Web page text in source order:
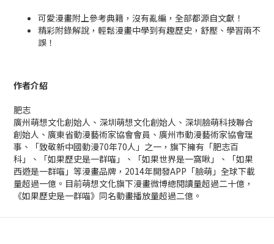
可愛漫畫附上參考典籍，沒有亂編，全部都源自文獻！
精彩附錄解說，輕鬆漫畫中學到有趣歷史，舒壓、學習兩不
誤！
作者介紹
肥志
廣州萌想文化創始人、深圳萌想文化創始人、深圳臉萌科技聯合
創始人、廣東省動漫藝術家協會會員、廣州市動漫藝術家協會理
事、「致敬新中國動漫70年70人」之一，旗下擁有「肥志百
科」、「如果歷史是一群喵」、「如果世界是一窩啾」、「如果
西遊是一群喵」等漫畫品牌，2014年開發APP「臉萌」全球下載
量超過一億。目前萌想文化旗下漫畫微博總閱讀量超過二十億，
《如果歷史是一群喵》同名動畫播放量超過二億。